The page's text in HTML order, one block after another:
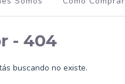
- 404
buscando no existe.